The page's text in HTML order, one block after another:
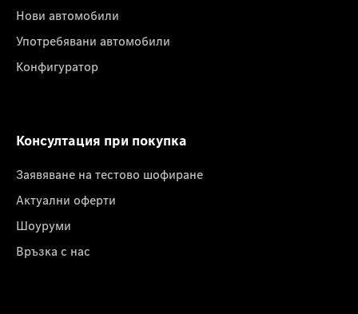
Нови автомобили
Употребявани автомобили
Конфигуратор
Консултация при покупка
Заявяване на тестово шофиране
Актуални оферти
Шоуруми
Връзка с нас